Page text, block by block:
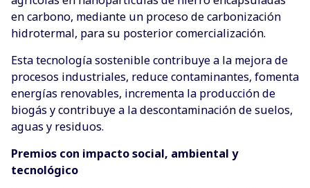
en carbono, mediante un proceso de carbonización
hidrotermal, para su posterior comercialización.
Esta tecnología sostenible contribuye a la mejora de
procesos industriales, reduce contaminantes, fomenta
energías renovables, incrementa la producción de
biogás y contribuye a la descontaminación de suelos,
aguas y residuos.
Premios con impacto social, ambiental y
tecnológico